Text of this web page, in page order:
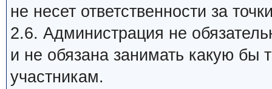
не несет ответственности за
2.6. Администрация не
и не обязана занимать какую
участникам.